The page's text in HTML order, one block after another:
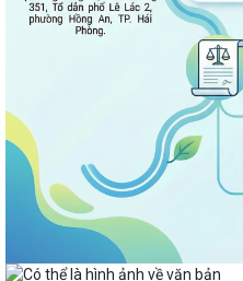
ĐẶT TÊN 03 ĐƯỜNG, 05 PHỐ
MỐC QUAN TRỌNG TRONG XÂY
Thông báo kết quả Kỳ họp thứ
HĐND thành phố khóa XVII, nhiệm
PHƯỜNG HỒNG AN RA QUÂN
TAY XÂY DỰNG ĐÔ THỊ SÁNG -
Quyết định về việc công bố Người
báo chí của Ủy ban nhân dân...